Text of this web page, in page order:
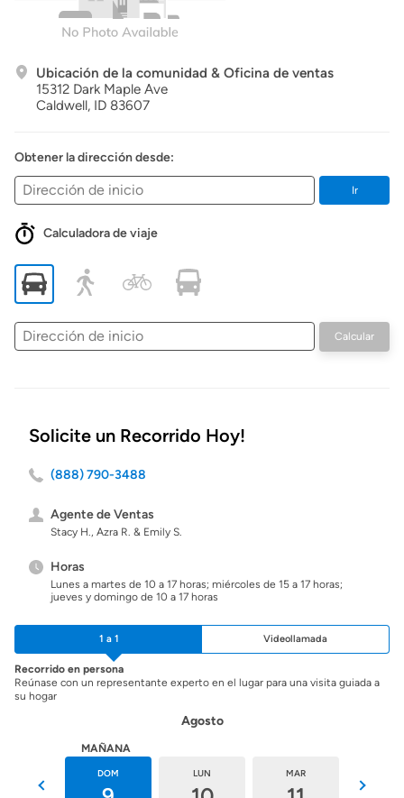
Ubicación de la comunidad & Oficina de ventas
15312 Dark Maple Ave
Caldwell, ID 83607
Obtener la dirección desde:
Ir
Calculadora de viaje
Dirección
de
Calcular
Solicite un Recorrido Hoy!
(888) 790-3488
Agente de Ventas
Stacy H., Azra R. & Emily S.
Horas
Lunes a martes de 10 a 17 horas; miércoles de 15 a 17 horas;
jueves y domingo de 10 a 17 horas
1 a 1 Videollamada
Recorrido en persona
Reúnase con un representante experto en el lugar para una visita guiada a
su hogar
Agosto
MAÑANA
DOM LUN MAR